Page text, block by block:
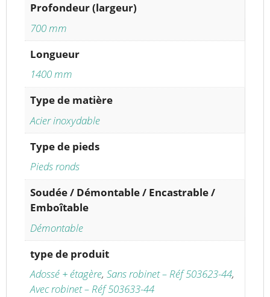
Profondeur (largeur)
700 mm
Longueur
1400 mm
Type de matière
Acier inoxydable
Type de pieds
Pieds ronds
Soudée / Démontable / Encastrable /
Emboîtable
Démontable
type de produit
Adossé + étagère, Sans robinet – Réf 503623-44,
Avec robinet – Réf 503633-44